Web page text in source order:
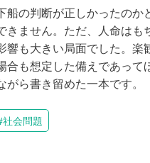
船の判断が正しかったのか
きません。ただ、人命はも
響も大きい局面でした。楽
合も想定した備えであっ
ら書き留めた一本です。
社会問題